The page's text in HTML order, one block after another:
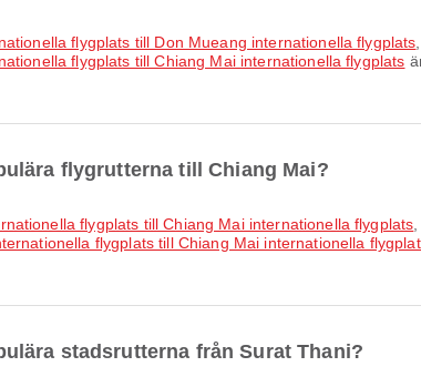
flygplats till Don Mueang internationella flygplats
flygplats till Chiang Mai internationella flygplats
flygrutterna till Chiang Mai?
flygplats till Chiang Mai internationella flygplats
flygplats till Chiang Mai internationella
stadsrutterna från Surat Thani?